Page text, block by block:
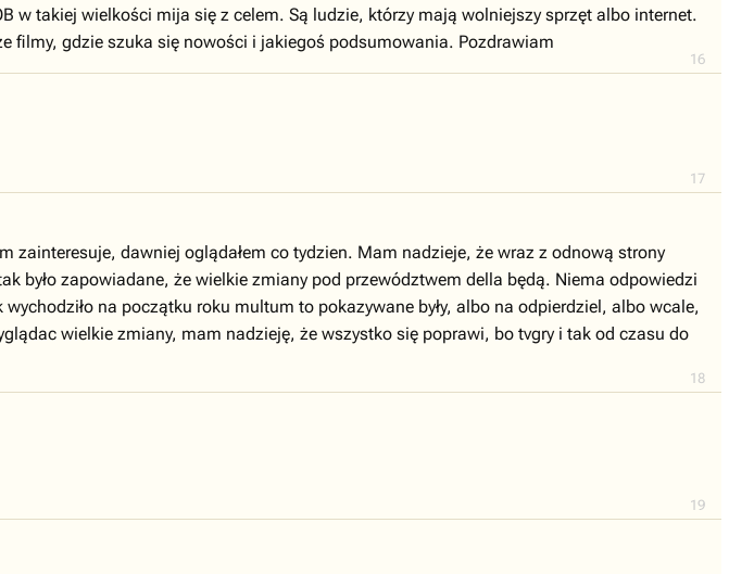
16
w takiej wielkości mija się z celem. Są ludzie, którzy mają wolniejszy sprzęt albo internet.
filmy, gdzie szuka się nowości i jakiegoś podsumowania. Pozdrawiam
17
18
zainteresuje, dawniej oglądałem co tydzien. Mam nadzieje, że wraz z odnową strony
było zapowiadane, że wielkie zmiany pod przewództwem della będą. Niema odpowiedzi
na początku roku multum to pokazywane były, albo na odpierdziel, albo wcale,
wielkie zmiany, mam nadzieję, że wszystko się poprawi, bo tvgry i tak od czasu do
19